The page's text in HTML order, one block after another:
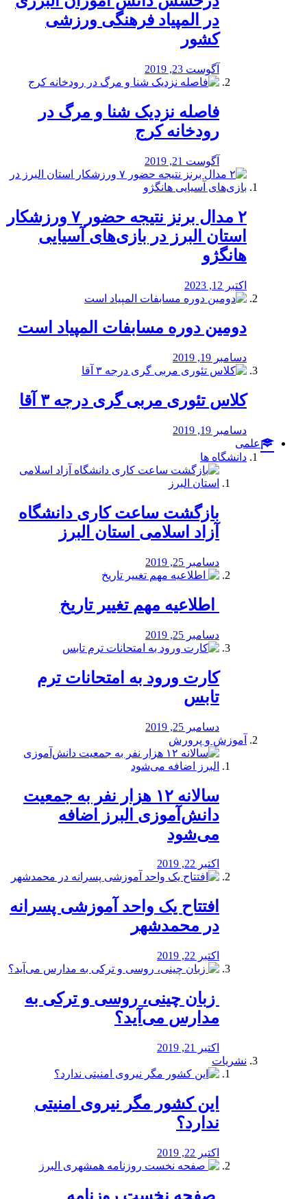
در المپیاد فرهنگی ورزشی
کشور
آگوست 23, 2019
️فاصله نزدیک شنا و مرگ در
رودخانه کرج
آگوست 21, 2019
۲ مدال برنز نتیجه حضور ۷ ورزشکار
استان البرز در بازی‌های آسیایی
هانگژو
اکتبر 12, 2023
دومین دوره مسابفات المپیاد است
دسامبر 19, 2019
کلاس تئوری مربی گری درجه ۳ آقا
دسامبر 19, 2019
علمی
دانشگاه ها
بازگشت ساعت کاری دانشگاه
آزاد اسلامی استان البرز
دسامبر 25, 2019
️ اطلاعیه مهم تغییر تاریخ
دسامبر 25, 2019
کارت ورود به امتحانات ترم
تابس
دسامبر 25, 2019
آموزش و پرورش
️سالانه ۱۲ هزار نفر به جمعیت
دانش‌آموزی البرز اضافه
می‌شود
اکتبر 22, 2019
افتتاح یک واحد آموزشی پسرانه
در محمدشهر
اکتبر 22, 2019
️ زبان چینی، روسی و ترکی به
مدارس می‌آید؟
اکتبر 21, 2019
نشریات
این کشور مگر نیروی امنیتی
ندارد؟
اکتبر 22, 2019
️ صفحه نخست روزنامه‌